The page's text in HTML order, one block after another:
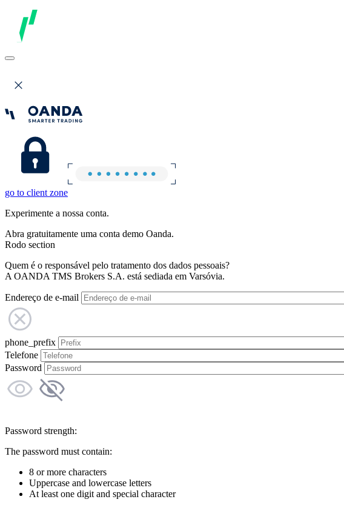
go to client zone
Experimente a nossa conta.
Abra gratuitamente uma conta demo Oanda.
Rodo section
Quem é o responsável pelo tratamento dos dados pessoais?
A OANDA TMS Brokers S.A. está sediada em Varsóvia.
Endereço de e-mail
phone_prefix
Telefone
Password
Password strength:
The password must contain:
8 or more characters
Uppercase and lowercase letters
At least one digit and special character